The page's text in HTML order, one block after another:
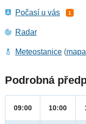
Počasí u vás 1
Radar
Meteostanice (mapa
Podrobná
09:00 10:00